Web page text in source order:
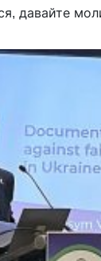
давайте